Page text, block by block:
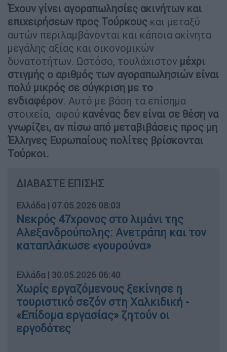
Έχουν γίνει αγοραπωλησίες ακινήτων και
επιχειρήσεων προς Τούρκους και μεταξύ
αυτών περιλαμβάνονται και κάποια ακίνητα
μεγάλης αξίας και οικονομικών
δυνατοτήτων. Ωστόσο, τουλάχιστον μέχρι
στιγμής ο αριθμός των αγοραπωλησιών είναι
πολύ μικρός σε σύγκριση με το
ενδιαφέρον. Αυτό με βάση τα επίσημα
στοιχεία, αφού κανένας δεν είναι σε θέση να
γνωρίζει, αν πίσω από μεταβιβάσεις προς μη
Έλληνες Ευρωπαίους πολίτες βρίσκονται
Τούρκοι.
ΔΙΑΒΑΣΤΕ ΕΠΙΣΗΣ
Ελλάδα | 07.05.2026 08:03
Νεκρός 47χρονος στο λιμάνι της
Αλεξανδρούπολης: Ανετράπη και τον
καταπλάκωσε «γουρούνα»
Ελλάδα | 30.05.2026 06:40
Χωρίς εργαζόμενους ξεκίνησε η
τουριστικό σεζόν στη Χαλκιδική -
«Επίδομα εργασίας» ζητούν οι
εργοδότες